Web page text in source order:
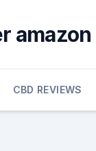
amazon
CBD REVIEWS